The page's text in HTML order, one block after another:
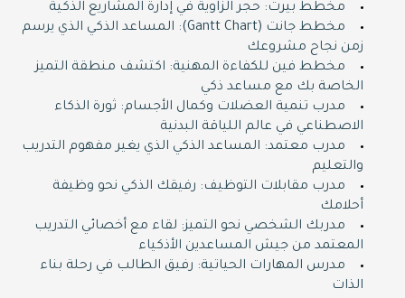
مخطط بيرت: حجر الزاوية في إدارة المشاريع الذكية
مخطط جانت (Gantt Chart): المساعد الذكي الذي يرسم
زمن نجاح مشروعك
مخطط فين للكفاءة المهنية: اكتشف منطقة التميز
الخاصة بك مع مساعد ذكي
مدرب تنمية العضلات وكمال الأجسام: ثورة الذكاء
الاصطناعي في عالم اللياقة البدنية
مدرب معتمد: المساعد الذكي الذي يغير مفهوم التدريب
والتعليم
مدرب مقابلات التوظيف: رفيقك الذكي نحو وظيفة
أحلامك
مدربك الشخصي نحو التميز: لقاء مع أخصائي التدريب
المعتمد من جيش المساعدين الأذكياء
مدرس المهارات الحياتية: رفيق الطالب في رحلة بناء
الذات